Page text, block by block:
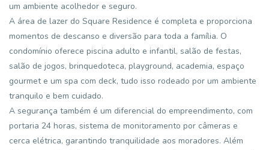
um ambiente acolhedor e seguro.
A área de lazer do Square Residence é completa e proporciona
momentos de descanso e diversão para toda a família. O
condomínio oferece piscina adulto e infantil, salão de festas,
salão de jogos, brinquedoteca, playground, academia, espaço
gourmet e um spa com deck, tudo isso rodeado por um ambiente
tranquilo e bem cuidado.
A segurança também é um diferencial do empreendimento, com
portaria 24 horas, sistema de monitoramento por câmeras e
cerca elétrica, garantindo tranquilidade aos moradores. Além